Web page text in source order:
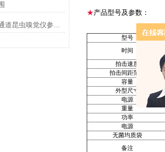
★产品型号及参数：
型号
时间
拍击速度
拍击间距范围
容量
外型尺寸
电源
重量
功率
电源
无菌均质袋
备注